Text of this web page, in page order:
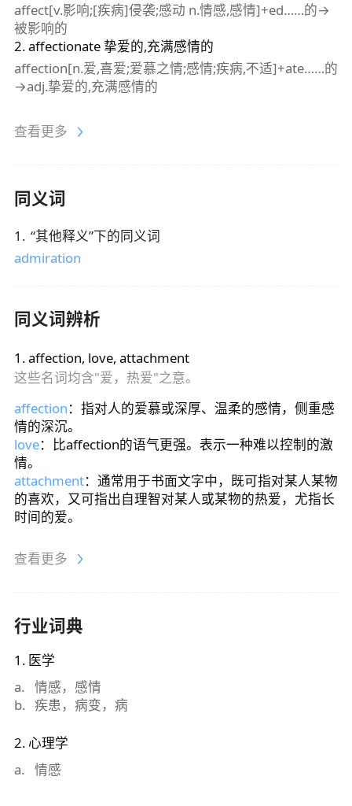
affect[v.影响;[疾病]侵袭;感动 n.情感,感情]+ed……的→
被影响的
2.affectionate挚爱的,充满感情的
affection[n.爱,喜爱;爱慕之情;感情;疾病,不适]+ate……的
→adj.挚爱的,充满感情的
查看更多
同义词
1 . “其他释义”下的同义词
admiration
同义词辨析
1 .affection, love, attachment
这些名词均含"爱，热爱"之意。
affection：指对人的爱慕或深厚、温柔的感情，侧重感
情的深沉。
love：比affection的语气更强。表示一种难以控制的激
情。
attachment：通常用于书面文字中，既可指对某人某物
的喜欢，又可指出自理智对某人或某物的热爱，尤指长
时间的爱。
查看更多
行业词典
1 . 医学
a. 情感，感情
b. 疾患，病变，病
2. 心理学
a. 情感